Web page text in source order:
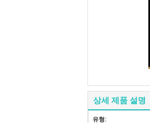
상세 제품 설명
유형: